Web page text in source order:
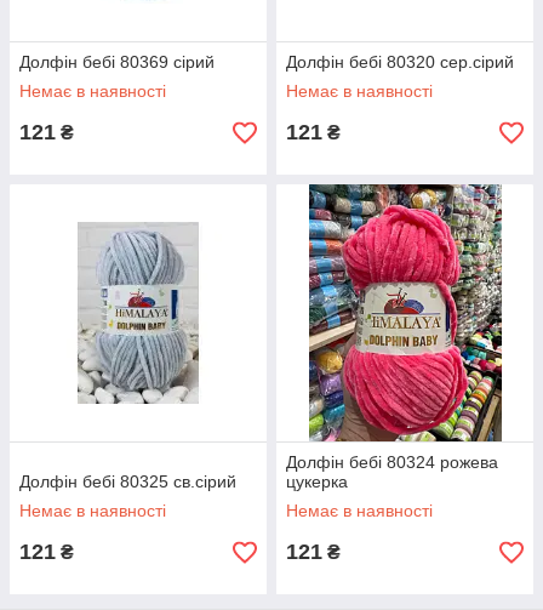
Долфін бебі 80369 сірий
Немає в наявності
121 ₴
Долфін бебі 80320 сер.сірий
Немає в наявності
121 ₴
Долфін бебі 80325 св.сірий
Немає в наявності
121 ₴
Долфін бебі 80324 рожева
цукерка
Немає в наявності
121 ₴